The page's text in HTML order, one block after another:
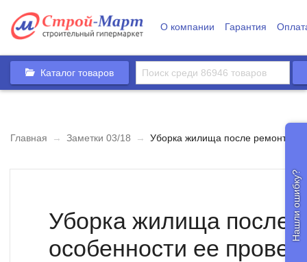
О компании Гарантия
Каталог товаров
Главная → Заметки 03/18 → Уборка жилища после ремонта,
Уборка жилища после
особенности ее
Нашли ошибку?